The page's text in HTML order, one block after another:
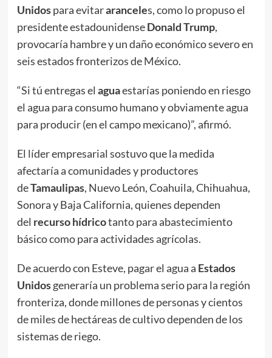
Unidospara evitararanceles, como lo propuso el
presidente estadounidenseDonald Trump,
provocaría hambre y un daño económico severo en
seis estados fronterizos de México.
“Si tú entregas el aguaestarías poniendo en riesgo
el agua para consumo humano y obviamente agua
para producir (en el campo mexicano)”, afirmó.
El líder empresarial sostuvo que la medida
afectaría a comunidades y productores
deTamaulipas, Nuevo León, Coahuila, Chihuahua,
Sonora y Baja California, quienes dependen
del recurso hídricotanto para abastecimiento
básico como para actividades agrícolas.
De acuerdo con Esteve, pagar el agua a Estados
Unidosgeneraría un problema serio para la región
fronteriza, donde millones de personas y cientos
de miles de hectáreas de cultivo dependen de los
sistemas de riego.